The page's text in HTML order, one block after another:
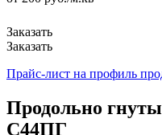
Прайс-лист на профиль
Продольно
С44ПГ